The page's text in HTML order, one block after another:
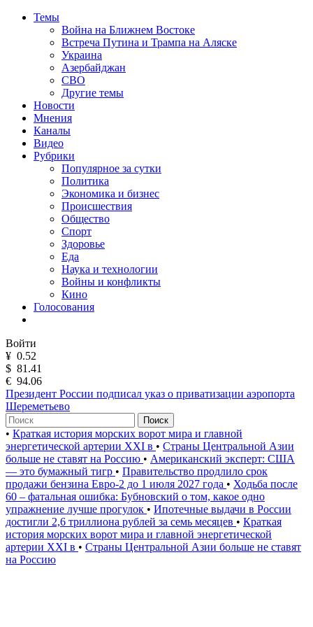
Темы
Война на Ближнем Востоке
Встреча Путина и Трампа на Аляске
Украина
Азербайджан
СВО
Другие темы
Новости
Мнения
Каналы
Видео
Рубрики
Популярное за сутки
Политика
Экономика и бизнес
Происшествия
Общество
Спорт
Здоровье
Еда
Наука и технологии
Войны и конфликты
Кино
Голосования
Войти
¥ 0.52
$ 81.41
€ 94.06
Президент России подписал указ о приватизации аэропорта
Шереметьево
Поиск
• Краткая история морских ворот мира и главной
энергетической артерии XXI в • Страны Центральной Азии
больше не ставят на Россию • Американский эксперт: США
— это бумажный тигр • Правительство продлило срок
продажи бензина Евро-2 до 1 июля 2027 года • Ходьба после
60 – фатальная ошибка: Бубновский о том, какое одно
упражнение лучше прогулок • Ипотечные выдачи в России
достигли 2,6 триллиона рублей за семь месяцев • Краткая
история морских ворот мира и главной энергетической
артерии XXI в • Страны Центральной Азии больше не ставят
на Россию